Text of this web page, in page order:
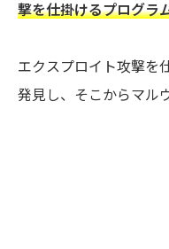
撃を仕掛けるプログラ
エクスプロイト攻撃を
発見し、そこからマル